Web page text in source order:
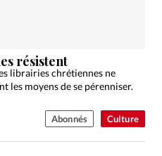
Culture
résistent
librairies chrétiennes ne
les moyens de se pérenniser.
Abonnés